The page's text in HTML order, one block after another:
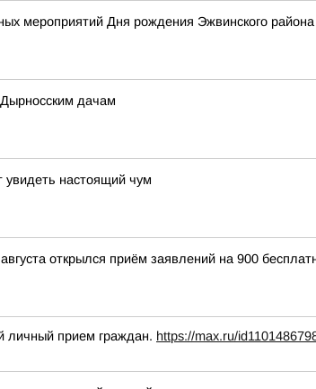
мероприятий Дня рождения Эжвинского района
дачам
настоящий чум
открылся приём заявлений на 900
личный прием граждан. https://max.ru/